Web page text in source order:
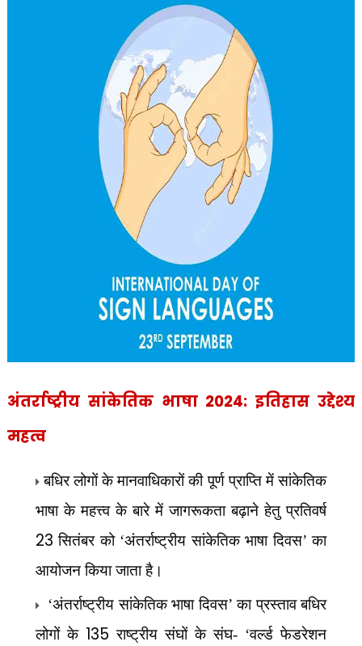
अंतर्राष्ट्रीय सांकेतिक भाषा 2024: इतिहास उद्देश्य
महत्व
बधिर लोगों के मानवाधिकारों की पूर्ण प्राप्ति में सांकेतिक
भाषा के महत्त्व के बारे में जागरूकता बढ़ाने हेतु प्रतिवर्ष
23सितंबर को ‘अंतर्राष्ट्रीय सांकेतिक भाषा दिवस’ का
आयोजन किया जाता है।
‘अंतर्राष्ट्रीय सांकेतिक भाषा दिवस’ का प्रस्ताव बधिर
लोगों के 135राष्ट्रीय संघों के संघ- ‘वर्ल्ड फेडरेशन